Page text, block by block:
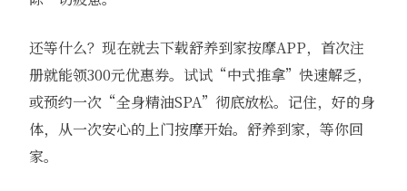
还等什么？现在就去下载舒养到家按摩APP，首次注
册就能领300元优惠券。试试“中式推拿”快速解乏，
或预约一次“全身精油SPA”彻底放松。记住，好的身
体，从一次安心的上门按摩开始。舒养到家，等你回
家。